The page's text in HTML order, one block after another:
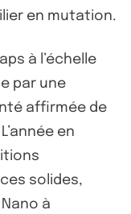
en mutation.
à l’échelle
par une
affirmée de
en
solides,
à